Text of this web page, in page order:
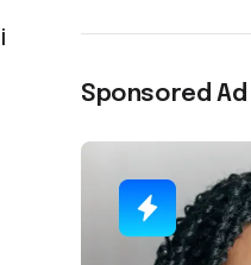
Sponsored Ad